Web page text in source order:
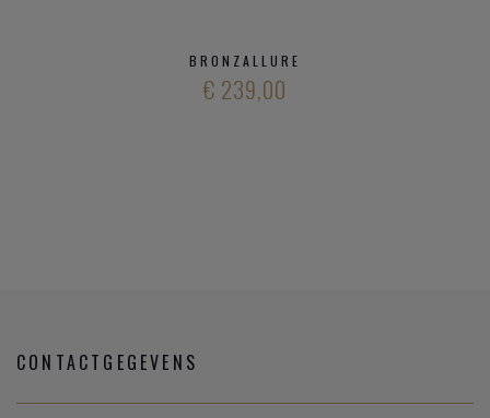
BRONZALLURE
€ 239,00
CONTACTGEGEVENS